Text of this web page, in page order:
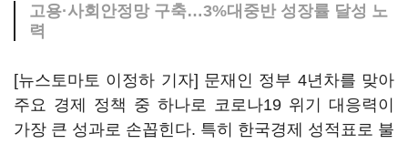
고용·사회안정망 구축…3%대중반 성장률 달성 노
력
[뉴스토마토 이정하 기자] 문재인 정부 4년차를 맞아
주요 경제 정책 중 하나로 코로나19 위기 대응력이
가장 큰 성과로 손꼽힌다. 특히 한국경제 성적표로 불